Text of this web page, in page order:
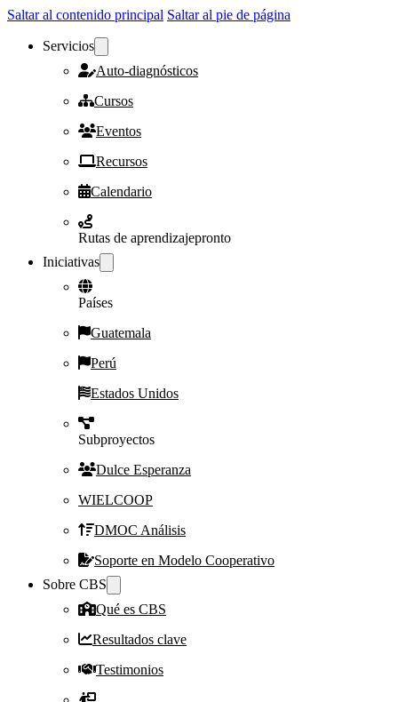
Saltar al contenido principal Saltar al pie de página
Servicios
Auto-diagnósticos
Cursos
Eventos
Recursos
Calendario
Rutas de aprendizajepronto
Iniciativas
Países
Guatemala
Perú
Estados Unidos
Subproyectos
Dulce Esperanza
WIELCOOP
DMOC Análisis
Soporte en Modelo Cooperativo
Sobre CBS
Qué es CBS
Resultados clave
Testimonios